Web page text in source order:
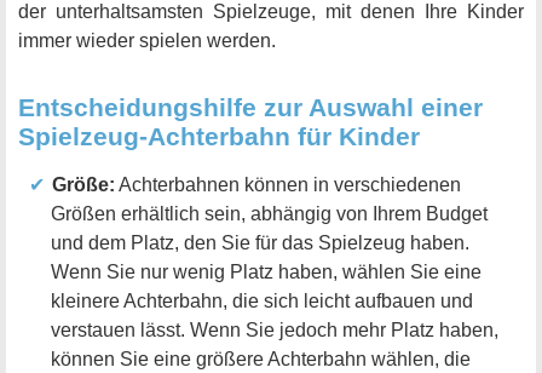
der unterhaltsamsten Spielzeuge, mit denen Ihre Kinder
immer wieder spielen werden.
Entscheidungshilfe zur Auswahl einer
Spielzeug-Achterbahn für Kinder
Größe: Achterbahnen können in verschiedenen
Größen erhältlich sein, abhängig von Ihrem Budget
und dem Platz, den Sie für das Spielzeug haben.
Wenn Sie nur wenig Platz haben, wählen Sie eine
kleinere Achterbahn, die sich leicht aufbauen und
verstauen lässt. Wenn Sie jedoch mehr Platz haben,
können Sie eine größere Achterbahn wählen, die